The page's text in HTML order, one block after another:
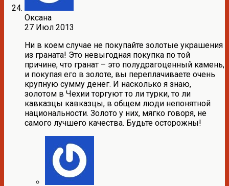
Оксана
27 Июл 2013
Ни в коем случае не покупайте золотые украшения
из граната! Это невыгодная покупка по той
причине, что гранат – это полудрагоценный камень,
и покупая его в золоте, вы переплачиваете очень
крупную сумму денег. И насколько я знаю,
золотом в Чехии торгуют то ли турки, то ли
кавказцы кавказцы, в общем люди непонятной
национальности. Золото у них, мягко говоря, не
самого лучшего качества. Будьте осторожны!